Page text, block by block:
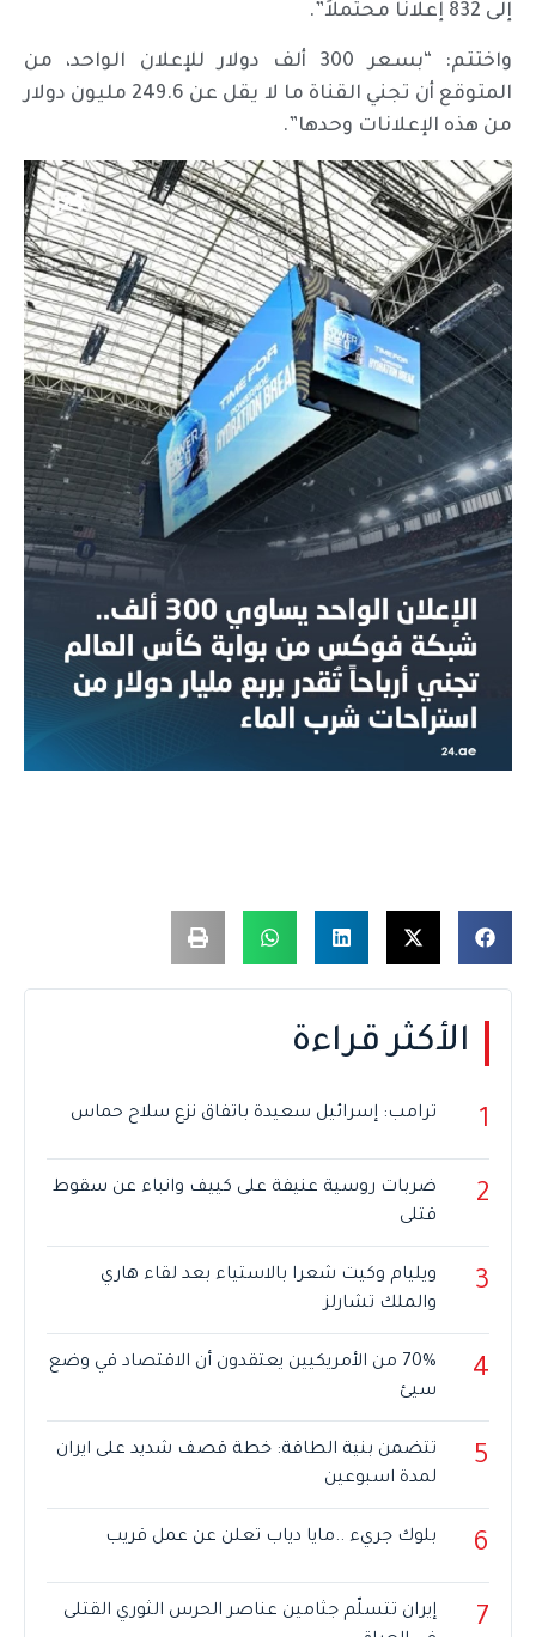
إلى 832 إعلانًا محتملاً”.
واختتم: “بسعر 300 ألف دولار للإعلان الواحد، من
المتوقع أن تجني القناة ما لا يقل عن 249.6 مليون دولار
من هذه الإعلانات وحدها”.
الأكثر قراءة
1 ترامب: إسرائيل سعيدة باتفاق نزع سلاح حماس
2
ضربات روسية عنيفة على كييف وانباء عن سقوط
قتلى
3
ويليام وكيت شعرا بالاستياء بعد لقاء هاري
والملك تشارلز
4
70% من الأمريكيين يعتقدون أن الاقتصاد في وضع
سيئ
5
تتضمن بنية الطاقة: خطة قصف شديد على ايران
لمدة اسبوعين
6 بلوك جريء ..مايا دياب تعلن عن عمل قريب
7
إيران تتسلّم جثامين عناصر الحرس الثوري القتلى